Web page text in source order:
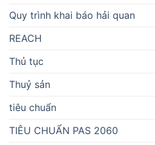
Quy trình khai báo hải quan
REACH
Thủ tục
Thuỷ sản
tiêu chuẩn
TIÊU CHUẨN PAS 2060